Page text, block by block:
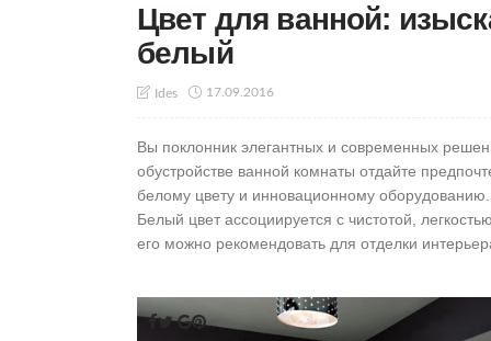
Цвет для ванной:
белый
Ides 17.09.2016
Вы поклонник элегантных и современных
обустройстве ванной комнаты отдайте
белому цвету и инновационному
Белый цвет ассоциируется с чистотой,
его можно рекомендовать для отделки